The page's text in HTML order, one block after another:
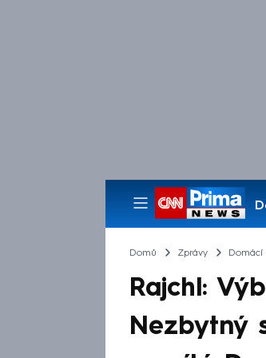
Domů Zprávy Domácí
Rajchl:
Nezbytný